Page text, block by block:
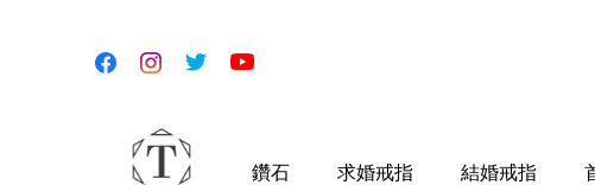
鑽石 求婚戒指 結婚戒指